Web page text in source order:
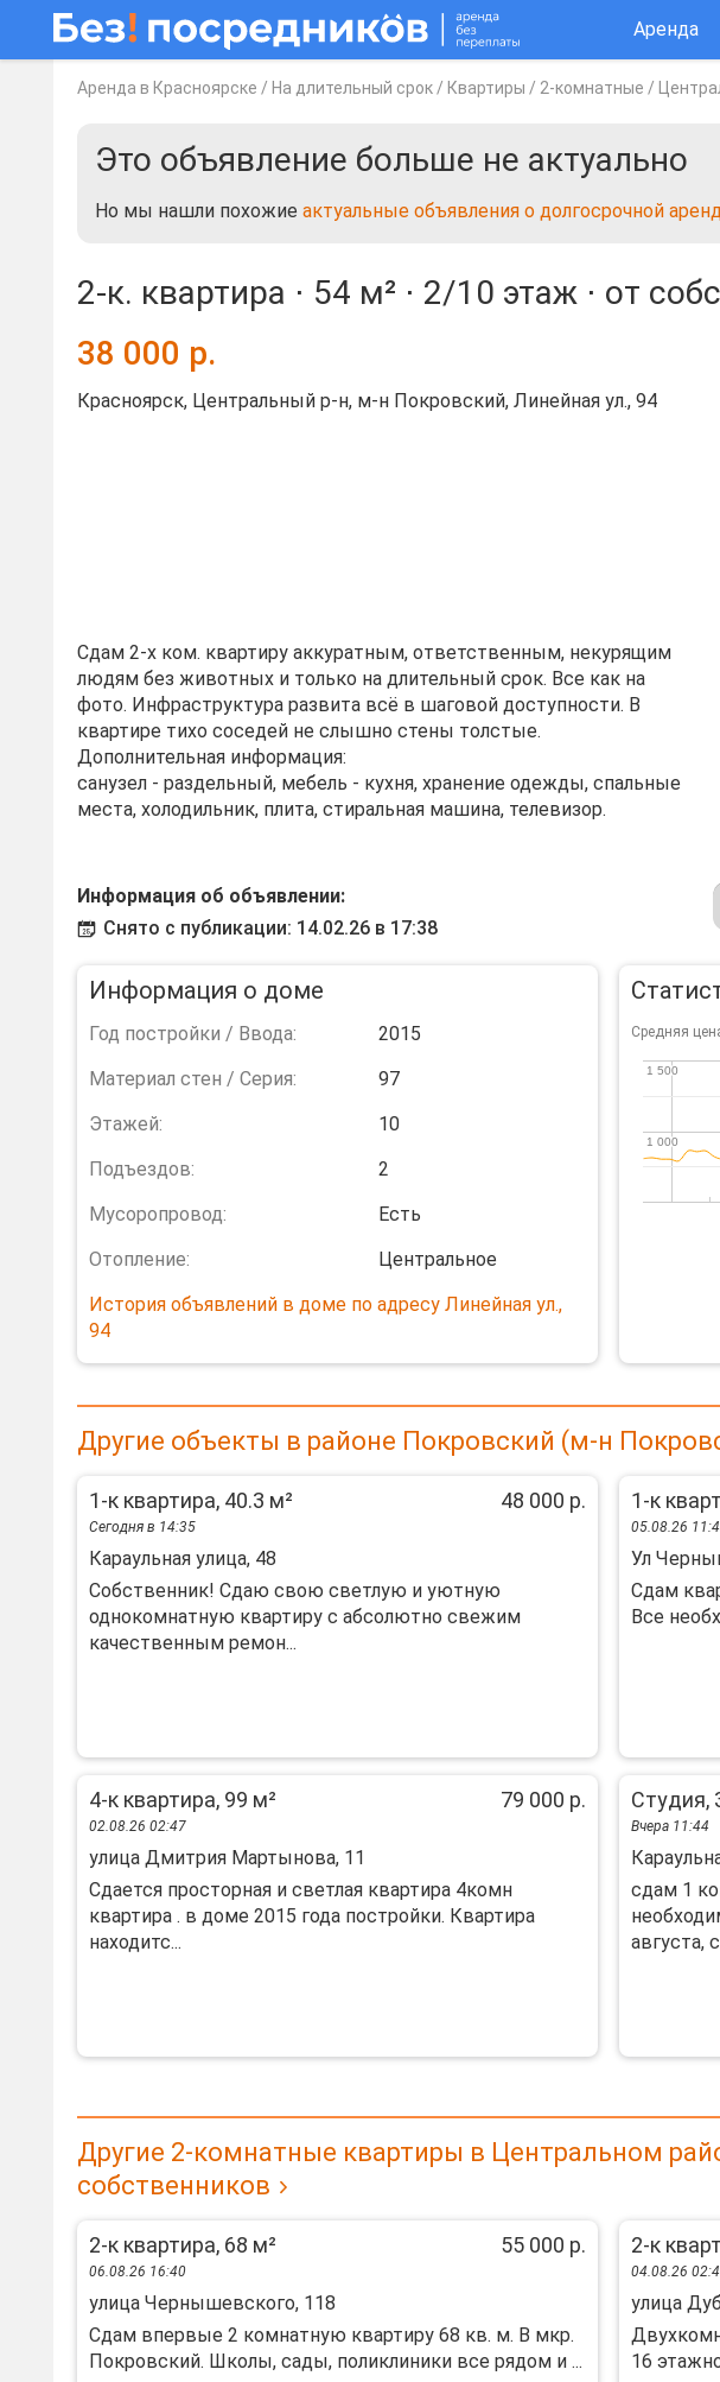
Аренда
Аренда в Красноярске / На длительный срок / Квартиры / 2-комнатные /
Это объявление больше не актуально
Но мы нашли похожие актуальные объявления о долгосрочной
2-к. квартира ⋅ 54 м² ⋅ 2/10 этаж ⋅ от
38 000 р.
Красноярск, Центральный р-н, м-н Покровский, Линейная ул., 94
Сдам 2-х ком. квартиру аккуратным, ответственным, некурящим
людям без животных и только на длительный срок. Все как на
фото. Инфраструктура развита всё в шаговой доступности. В
квартире тихо соседей не слышно стены толстые.
Дополнительная информация:
санузел - раздельный, мебель - кухня, хранение одежды, спальные
места, холодильник, плита, стиральная машина, телевизор.
Информация об объявлении:
Снято с публикации: 14.02.26 в 17:38
Информация о доме
Год постройки / Ввода:
2015
Материал стен / Серия:
97
Этажей:
10
Подъездов:
2
Мусоропровод:
Есть
Отопление:
Центральное
История объявлений в доме по адресу Линейная ул.,
94
Средняя
1 000
1 000
1 500
1 500
Другие объекты в районе Покровский (м-н
1-к квартира, 40.3 м² 48 000 р.
Сегодня в 14:35
Караульная улица, 48
Собственник! Сдаю свою светлую и уютную
однокомнатную квартиру с абсолютно свежим
качественным ремон...
1-к
05.08.26
Ул
Сдам
Все
4-к квартира, 99 м² 79 000 р.
02.08.26 02:47
улица Дмитрия Мартынова, 11
Сдается просторная и светлая квартира 4комн
квартира . в доме 2015 года постройки. Квартира
находитс...
Студия,
Вчера 11:44
сдам 1
августа,
Другие 2-комнатные квартиры в Центральном
собственников
2-к квартира, 68 м² 55 000 р.
06.08.26 16:40
улица Чернышевского, 118
Сдам впервые 2 комнатную квартиру 68 кв. м. В мкр.
Покровский. Школы, сады, поликлиники все рядом и ...
2-к
04.08.26
улица
16